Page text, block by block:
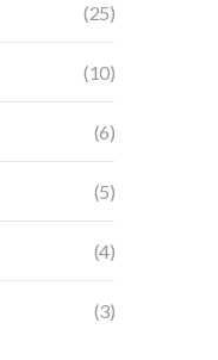
(25)
(10)
(6)
(5)
(4)
(3)